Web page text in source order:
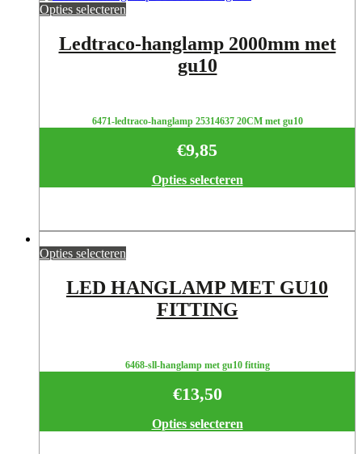
Opties selecteren
Ledtraco-hanglamp 2000mm met
gu10
6471-ledtraco-hanglamp 25314637 20CM met gu10
€9,85
Opties selecteren
Opties selecteren
LED HANGLAMP MET GU10
FITTING
6468-sll-hanglamp met gu10 fitting
€13,50
Opties selecteren